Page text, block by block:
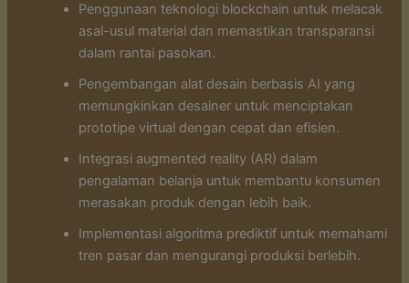
Penggunaan teknologi blockchain untuk melacak
asal-usul material dan memastikan transparansi
dalam rantai pasokan.
Pengembangan alat desain berbasis AI yang
memungkinkan desainer untuk menciptakan
prototipe virtual dengan cepat dan efisien.
Integrasi augmented reality (AR) dalam
pengalaman belanja untuk membantu konsumen
merasakan produk dengan lebih baik.
Implementasi algoritma prediktif untuk memahami
tren pasar dan mengurangi produksi berlebih.